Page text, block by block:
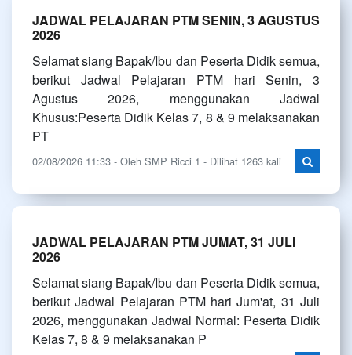
JADWAL PELAJARAN PTM SENIN, 3 AGUSTUS
2026
Selamat siang Bapak/Ibu dan Peserta Didik semua,
berikut Jadwal Pelajaran PTM hari Senin, 3
Agustus 2026, menggunakan Jadwal
Khusus:Peserta Didik Kelas 7, 8 & 9 melaksanakan
PT
02/08/2026 11:33 - Oleh SMP Ricci 1 - Dilihat 1263 kali
JADWAL PELAJARAN PTM JUMAT, 31 JULI
2026
Selamat siang Bapak/Ibu dan Peserta Didik semua,
berikut Jadwal Pelajaran PTM hari Jum'at, 31 Juli
2026, menggunakan Jadwal Normal: Peserta Didik
Kelas 7, 8 & 9 melaksanakan P